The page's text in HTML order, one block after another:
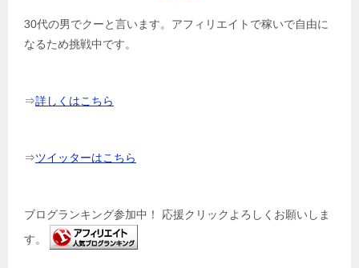
30代の男でクーと言います。アフィリエイトで稼いで自由に
なるため挑戦中です。
⇒詳しくはこちら
⇒ツイッターはこちら
ブログランキング参加中！ 応援クリックよろしくお願いしま
す。